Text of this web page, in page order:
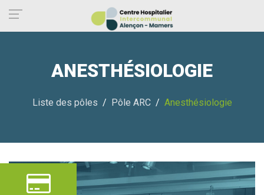
ANESTHÉSIOLOGIE
Liste des pôles Pôle ARC Anesthésiologie
Panneau de gestion des cookies